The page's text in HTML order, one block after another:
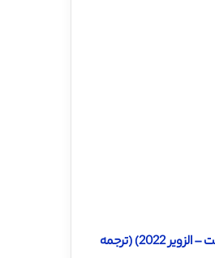
دانلود ترجمه مقاله آیا IFRS، قیمت کمتر از حد IPO را کاهش می دهد؟ شواهدی از چین (ساینس دایرکت – الزویر 2022) (ترجمه